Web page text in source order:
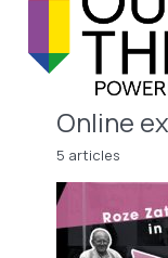
Online
5 articles